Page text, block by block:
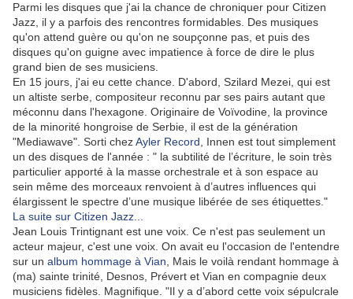
Parmi les disques que j'ai la chance de chroniquer pour Citizen
Jazz, il y a parfois des rencontres formidables. Des musiques
qu'on attend guère ou qu'on ne soupçonne pas, et puis des
disques qu'on guigne avec impatience à force de dire le plus
grand bien de ses musiciens.
En 15 jours, j'ai eu cette chance. D'abord, Szilard Mezei, qui est
un altiste serbe, compositeur reconnu par ses pairs autant que
méconnu dans l'hexagone. Originaire de Voïvodine, la province
de la minorité hongroise de Serbie, il est de la génération
"Mediawave". Sorti chezAyler Record , Innen est tout simplement
un des disques de l'année : " la subtilité de l’écriture, le soin très
particulier apporté à la masse orchestrale et à son espace au
sein même des morceaux renvoient à d’autres influences qui
élargissent le spectre d’une musique libérée de ses étiquettes."
La suite sur Citizen Jazz...
Jean Louis Trintignant est une voix. Ce n'est pas seulement un
acteur majeur, c'est une voix. On avait eu l'occasion de l'entendre
sur un album hommage à Vian , Mais le voilà rendant hommage à
(ma) sainte trinité, Desnos, Prévert et Vian en compagnie deux
musiciens fidèles. Magnifique. "Il y a d’abord cette voix sépulcrale